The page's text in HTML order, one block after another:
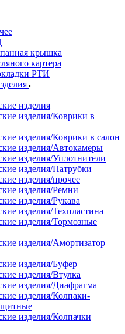
крышка
картера
РТИ
изделия
изделия/Коврики в
изделия/Коврики в салон
изделия/Автокамеры
изделия/Уплотнители
изделия/Патрубки
изделия/прочее
изделия/Ремни
изделия/Рукава
изделия/Техпластина
изделия/Тормозные
изделия/Амортизатор
изделия/Буфер
изделия/Втулка
изделия/Диафрагма
изделия/Колпаки-
изделия/Колпачки